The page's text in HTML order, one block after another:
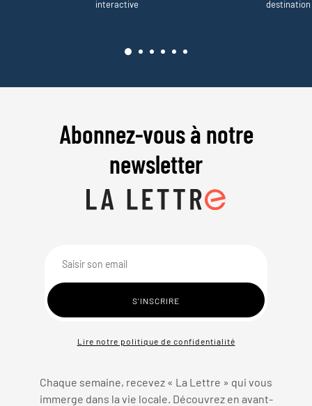
interactive
destination
Abonnez-vous à notre
newsletter
Lire notre politique de confidentialité
Chaque semaine, recevez « La Lettre » qui vous
immerge dans la vie locale. Découvrez en avant-